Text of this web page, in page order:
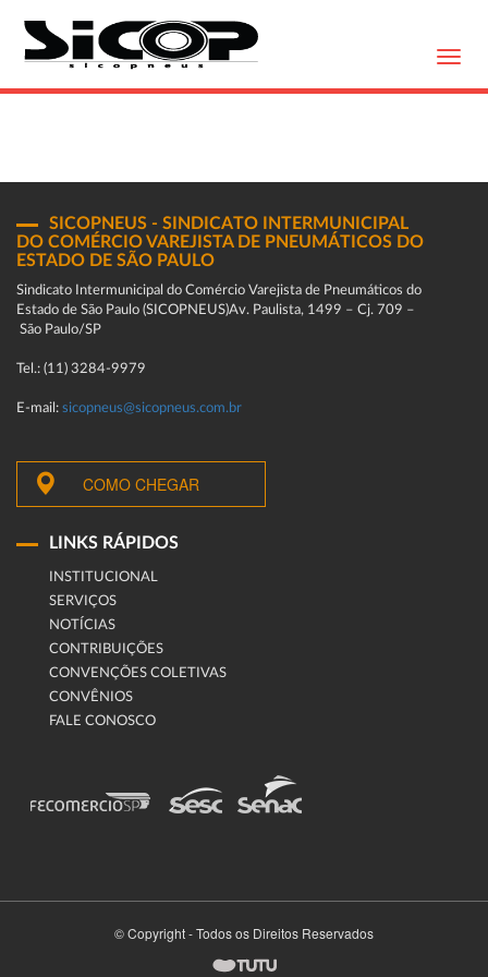
SICOPNEUS - SINDICATO INTERMUNICIPAL
DO COMÉRCIO VAREJISTA DE PNEUMÁTICOS DO
ESTADO DE SÃO PAULO
Sindicato Intermunicipal do Comércio Varejista de Pneumáticos do
Estado de São Paulo (SICOPNEUS)Av. Paulista, 1499 – Cj. 709 –
São Paulo/SP
Tel.: (11) 3284-9979
E-mail: sicopneus@sicopneus.com.br
COMO CHEGAR
LINKS RÁPIDOS
INSTITUCIONAL
SERVIÇOS
NOTÍCIAS
CONTRIBUIÇÕES
CONVENÇÕES COLETIVAS
CONVÊNIOS
FALE CONOSCO
© Copyright - Todos os Direitos Reservados